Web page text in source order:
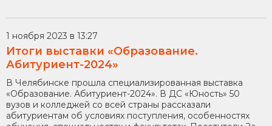
1 ноября 2023 в 13:27
Итоги выставки «Образование.
Абитуриент-2024»
В Челябинске прошла специализированная выставка
«Образование. Абитуриент-2024». В ДС «Юность» 50
вузов и колледжей со всей страны рассказали
абитуриентам об условиях поступления, особенностях